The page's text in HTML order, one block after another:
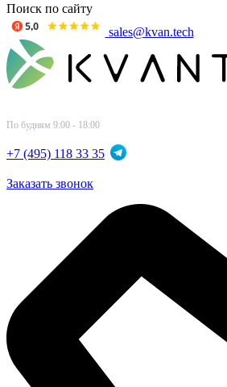
Поиск по сайту
sales@kvan.tech
По будням 9:00 - 18:00
+7 (495) 118 33 35
Заказать звонок